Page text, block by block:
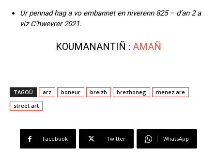
Ur pennad hag a vo embannet en niverenn 825 – d’an 2 a
viz C’hwevrer 2021.
KOUMANANTIÑ : AMAÑ
TAGOÙ arz boneur breizh brezhoneg
menez are
street art
Facebook Twitter WhatsApp